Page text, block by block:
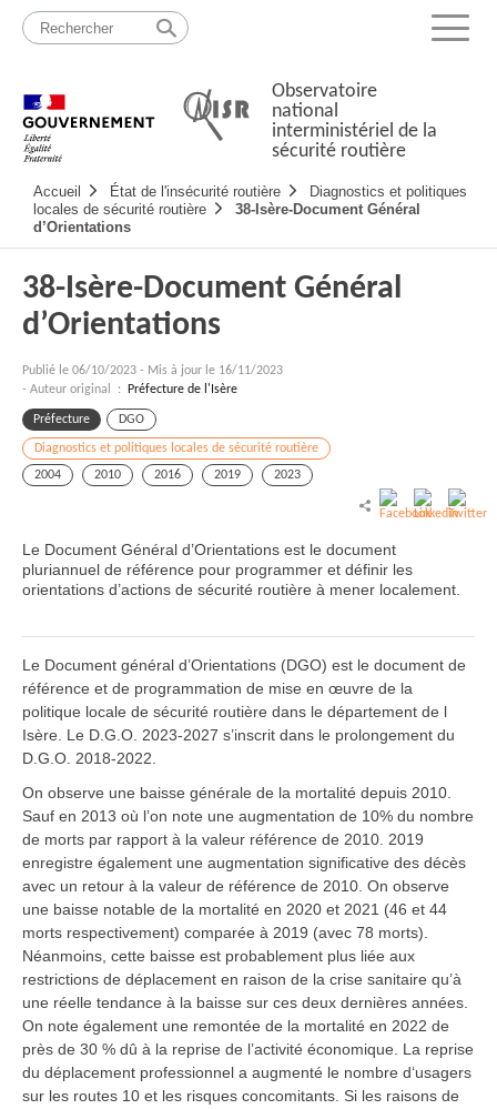
Passer
contenu
Menu
Observatoire
national
interministériel de la
sécurité routière
principale
Accueil État de l'insécurité routière
Diagnostics et politiques
locales de sécurité routière
38-Isère-Document Général
d’Orientations
38-Isère-Document Général
d’Orientations
Publié le 06/10/2023 - Mis à jour le 16/11/2023
- Auteur original :
Préfecture de l'Isère
Préfecture DGO
Diagnostics et politiques locales de sécurité routière
2004
2010 2016 2019 2023
Le Document Général d’Orientations est le document
pluriannuel de référence pour programmer et définir les
orientations d’actions de sécurité routière à mener localement.
Le Document général d’Orientations (DGO) est le document de
référence et de programmation de mise en œuvre de la
politique locale de sécurité routière dans le département de l
Isère. Le D.G.O. 2023-2027 s’inscrit dans le prolongement du
D.G.O. 2018-2022.
On observe une baisse générale de la mortalité depuis 2010.
Sauf en 2013 où l’on note une augmentation de 10% du nombre
de morts par rapport à la valeur référence de 2010. 2019
enregistre également une augmentation significative des décès
avec un retour à la valeur de référence de 2010. On observe
une baisse notable de la mortalité en 2020 et 2021 (46 et 44
morts respectivement) comparée à 2019 (avec 78 morts).
Néanmoins, cette baisse est probablement plus liée aux
restrictions de déplacement en raison de la crise sanitaire qu’à
une réelle tendance à la baisse sur ces deux dernières années.
On note également une remontée de la mortalité en 2022 de
près de 30 % dû à la reprise de l’activité économique. La reprise
du déplacement professionnel a augmenté le nombre d‘usagers
sur les routes 10 et les risques concomitants. Si les raisons de